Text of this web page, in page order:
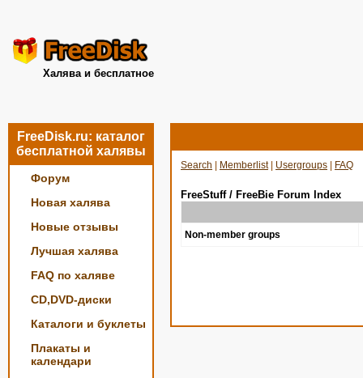
Халява и бесплатное
FreeDisk.ru: каталог
бесплатной халявы
Форум
Новая халява
Новые отзывы
Лучшая халява
FAQ по халяве
CD,DVD-диски
Каталоги и буклеты
Плакаты и
календари
Search Memberlist| Usergroups FAQ
FreeStuff / FreeBie Forum Index
Non-member groups